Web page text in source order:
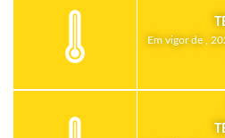
Em vigor de ,